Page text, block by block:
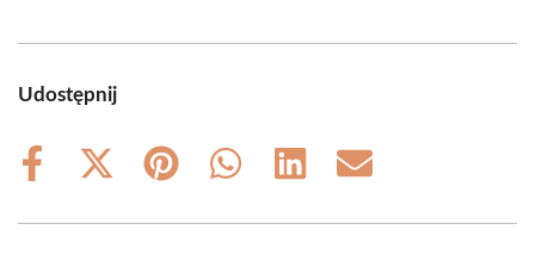
Udostępnij
Share
Share
(Twitter)
Share
Share
Share
Share